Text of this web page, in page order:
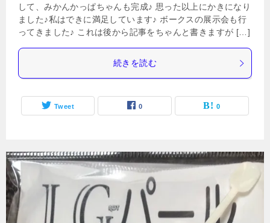
して、みかんかっぱちゃんも完成♪ 思った以上にかきになり
ました♪私はできに満足しています♪ ボークスの展示会も行
ってきました♪ これは後から記事をちゃんと書きますが […]
続きを読む
Tweet 0 0